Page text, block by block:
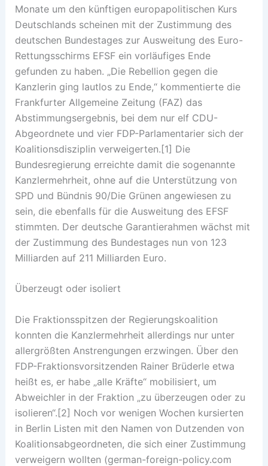
Monate um den künftigen europapolitischen Kurs
Deutschlands scheinen mit der Zustimmung des
deutschen Bundestages zur Ausweitung des Euro-
Rettungsschirms EFSF ein vorläufiges Ende
gefunden zu haben. „Die Rebellion gegen die
Kanzlerin ging lautlos zu Ende,“ kommentierte die
Frankfurter Allgemeine Zeitung (FAZ) das
Abstimmungsergebnis, bei dem nur elf CDU-
Abgeordnete und vier FDP-Parlamentarier sich der
Koalitionsdisziplin verweigerten.[1] Die
Bundesregierung erreichte damit die sogenannte
Kanzlermehrheit, ohne auf die Unterstützung von
SPD und Bündnis 90/Die Grünen angewiesen zu
sein, die ebenfalls für die Ausweitung des EFSF
stimmten. Der deutsche Garantierahmen wächst mit
der Zustimmung des Bundestages nun von 123
Milliarden auf 211 Milliarden Euro.
Überzeugt oder isoliert
Die Fraktionsspitzen der Regierungskoalition
konnten die Kanzlermehrheit allerdings nur unter
allergrößten Anstrengungen erzwingen. Über den
FDP-Fraktionsvorsitzenden Rainer Brüderle etwa
heißt es, er habe „alle Kräfte“ mobilisiert, um
Abweichler in der Fraktion „zu überzeugen oder zu
isolieren“.[2] Noch vor wenigen Wochen kursierten
in Berlin Listen mit den Namen von Dutzenden von
Koalitionsabgeordneten, die sich einer Zustimmung
verweigern wollten (german-foreign-policy.com